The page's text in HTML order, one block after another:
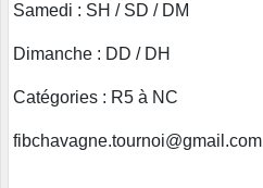
Samedi : SH / SD / DM
Dimanche : DD / DH
Catégories : R5 à NC
fibchavagne.tournoi@gmail.com